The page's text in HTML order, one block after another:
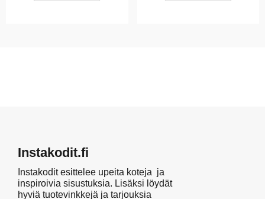
Instakodit.fi
Instakodit esittelee upeita koteja ja
inspiroivia sisustuksia. Lisäksi löydät
hyviä tuotevinkkejä ja tarjouksia